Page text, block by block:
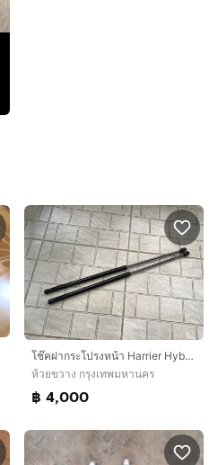
โช๊คฝากระโปรงหน้า Harrier Hybrid Premium UX60 รุ่นปี 2014 และ โลโก้กระจังหน้า ของใหม่
ห้วยขวาง กรุงเทพมหานคร
฿ 4,000